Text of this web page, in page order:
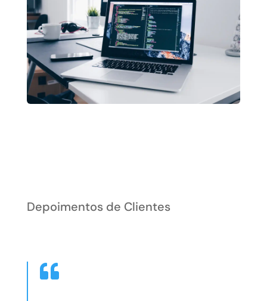
Depoimentos de Clientes
